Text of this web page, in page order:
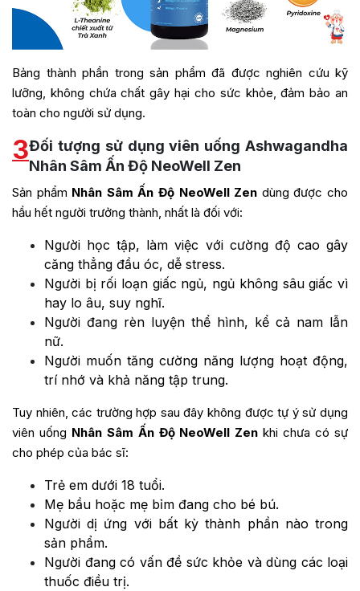
Bảng thành phần trong sản phẩm đã được nghiên cứu kỹ
lưỡng, không chứa chất gây hại cho sức khỏe, đảm bảo an
toàn cho người sử dụng.
3Đối tượng sử dụng viên uống Ashwagandha
Nhân Sâm Ấn Độ NeoWell Zen
Sản phẩm Nhân Sâm Ấn Độ NeoWell Zen dùng được cho
hầu hết người trưởng thành, nhất là đối với:
Người học tập, làm việc với cường độ cao gây
căng thẳng đầu óc, dễ stress.
Người bị rối loạn giấc ngủ, ngủ không sâu giấc vì
hay lo âu, suy nghĩ.
Người đang rèn luyện thể hình, kể cả nam lẫn
nữ.
Người muốn tăng cường năng lượng hoạt động,
trí nhớ và khả năng tập trung.
Tuy nhiên, các trường hợp sau đây không được tự ý sử dụng
viên uống Nhân Sâm Ấn Độ NeoWell Zen khi chưa có sự
cho phép của bác sĩ:
Trẻ em dưới 18 tuổi.
Mẹ bầu hoặc mẹ bỉm đang cho bé bú.
Người dị ứng với bất kỳ thành phần nào trong
sản phẩm.
Người đang có vấn đề sức khỏe và dùng các loại
thuốc điều trị.